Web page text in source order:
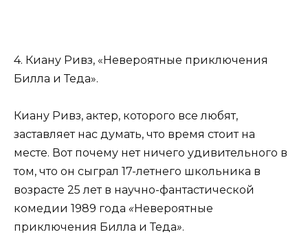
4. Киану Ривз, «Невероятные приключения
Билла и Теда».
Киану Ривз, актер, которого все любят,
заставляет нас думать, что время стоит на
месте. Вот почему нет ничего удивительного в
том, что он сыграл 17-летнего школьника в
возрасте 25 лет в научно-фантастической
комедии 1989 года «Невероятные
приключения Билла и Теда».